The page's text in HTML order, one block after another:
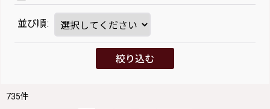
並び順:
絞り込む
735件